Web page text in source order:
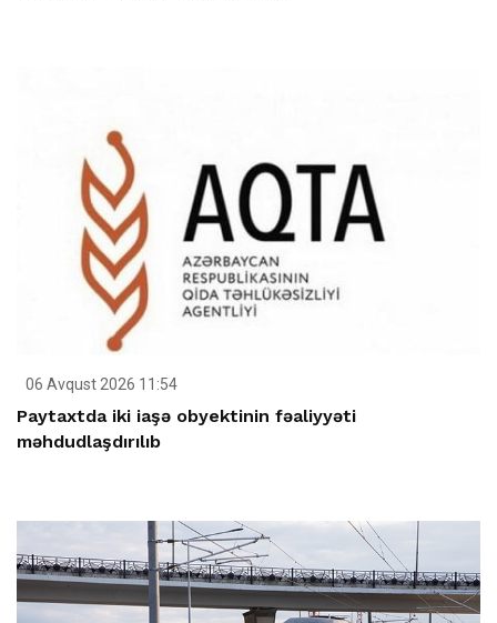
06 Avqust 2026 11:54
Paytaxtda iki iaşə obyektinin fəaliyyəti
məhdudlaşdırılıb